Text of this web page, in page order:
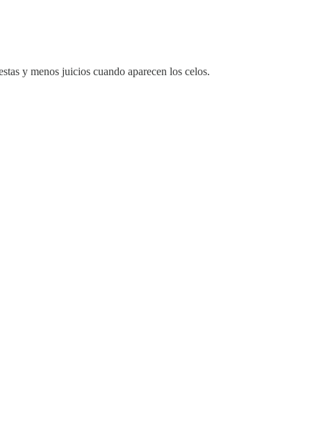
y menos juicios cuando aparecen los celos.